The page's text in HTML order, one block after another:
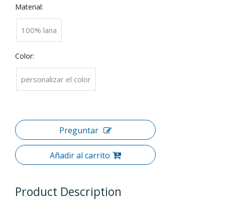
Material:
100% lana
Color:
personalizar el color
Preguntar
Añadir al carrito
Product Description